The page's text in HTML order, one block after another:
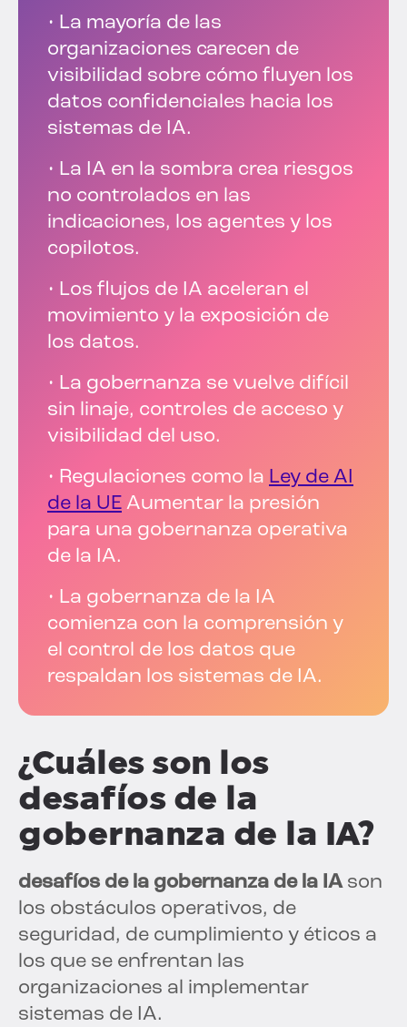
• La mayoría de las
organizaciones carecen de
visibilidad sobre cómo fluyen los
datos confidenciales hacia los
sistemas de IA.
• La IA en la sombra crea riesgos
no controlados en las
indicaciones, los agentes y los
copilotos.
• Los flujos de IA aceleran el
movimiento y la exposición de
los datos.
• La gobernanza se vuelve difícil
sin linaje, controles de acceso y
visibilidad del uso.
• Regulaciones como la Ley de AI
de la UE Aumentar la presión
para una gobernanza operativa
de la IA.
• La gobernanza de la IA
comienza con la comprensión y
el control de los datos que
respaldan los sistemas de IA.
¿Cuáles son los
desafíos de la
gobernanza de la IA?
desafíos de la gobernanza de la IAson
los obstáculos operativos, de
seguridad, de cumplimiento y éticos a
los que se enfrentan las
organizaciones al implementar
sistemas de IA.